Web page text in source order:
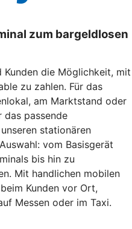
zum bargeldlosen
Kunden die Möglichkeit, mit
zu zahlen. Für das
am Marktstand oder
das passende
stationären
vom Basisgerät
bis hin zu
Mit handlichen mobilen
Kunden vor Ort,
Messen oder im Taxi.